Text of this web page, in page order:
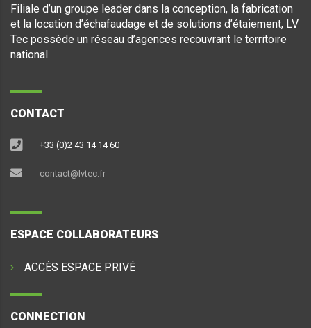
Filiale d’un groupe leader dans la conception, la fabrication
et la location d’échafaudage et de solutions d’étaiement, LV
Tec possède un réseau d’agences recouvrant le territoire
national.
CONTACT
+33 (0)2 43 14 14 60
contact@lvtec.fr
ESPACE COLLABORATEURS
ACCÈS ESPACE PRIVÉ
CONNECTION